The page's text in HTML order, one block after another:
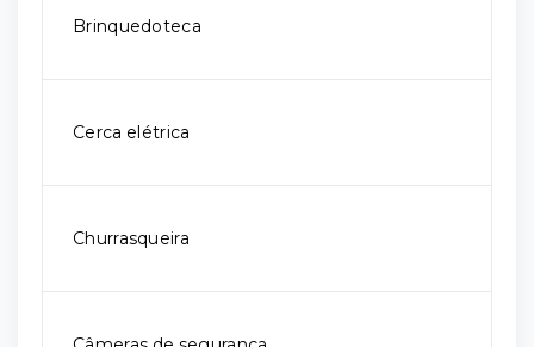
Brinquedoteca
Cerca elétrica
Churrasqueira